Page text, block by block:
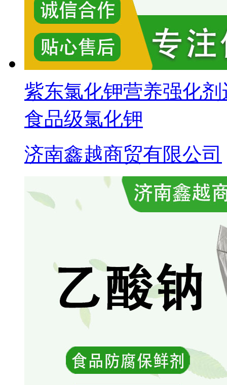
紫东氯化钾营养强化
食品级氯化钾
济南鑫越商贸有限公司